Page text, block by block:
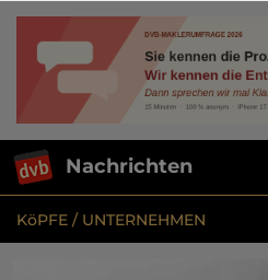
Nachrichten
KöPFE / UNTERNEHMEN